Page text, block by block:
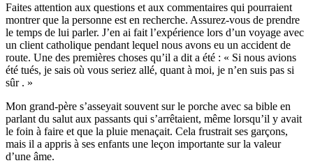
Faites attention aux questions et aux commentaires qui pourraient
montrer que la personne est en recherche. Assurez-vous de prendre
le temps de lui parler. J’en ai fait l’expérience lors d’un voyage avec
un client catholique pendant lequel nous avons eu un accident de
route. Une des premières choses qu’il a dit a été : « Si nous avions
été tués, je sais où vous seriez allé, quant à moi, je n’en suis pas si
sûr . »
Mon grand-père s’asseyait souvent sur le porche avec sa bible en
parlant du salut aux passants qui s’arrêtaient, même lorsqu’il y avait
le foin à faire et que la pluie menaçait. Cela frustrait ses garçons,
mais il a appris à ses enfants une leçon importante sur la valeur
d’une âme.